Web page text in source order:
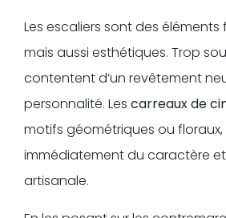
Les escaliers sont des
mais aussi esthétiques. Trop
contentent d’un revêtement
personnalité. Les carreaux de
motifs géométriques ou
immédiatement du caractère
artisanale.